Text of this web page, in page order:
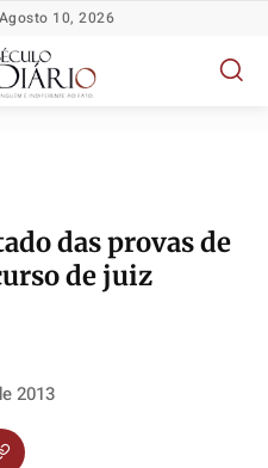
10, 2026
das provas de
de juiz
2013